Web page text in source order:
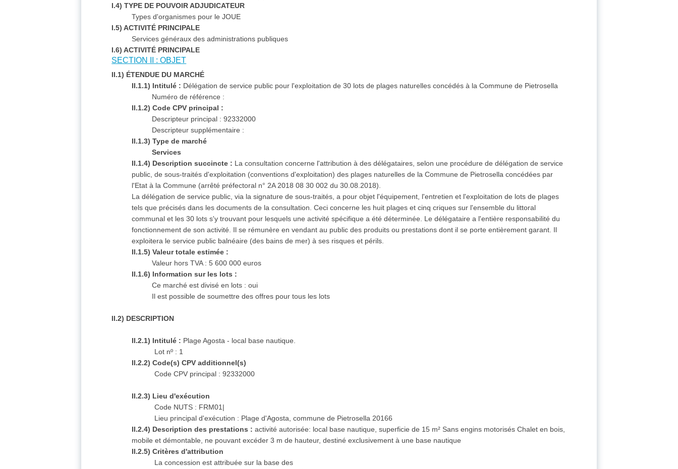
I.4) TYPE DE POUVOIR ADJUDICATEUR
Types d'organismes pour le JOUE
I.5) ACTIVITÉ PRINCIPALE
Services généraux des administrations publiques
I.6) ACTIVITÉ PRINCIPALE
SECTION II : OBJET
II.1) ÉTENDUE DU MARCHÉ
II.1.1) Intitulé : Délégation de service public pour l'exploitation de 30 lots de plages naturelles concédés à la Commune de Pietrosella
Numéro de référence :
II.1.2) Code CPV principal :
Descripteur principal : 92332000
Descripteur supplémentaire :
II.1.3) Type de marché
Services
II.1.4) Description succincte : La consultation concerne l'attribution à des délégataires, selon une procédure de délégation de service
public, de sous-traités d'exploitation (conventions d'exploitation) des plages naturelles de la Commune de Pietrosella concédées par
l'Etat à la Commune (arrêté préfectoral n° 2A 2018 08 30 002 du 30.08.2018).
La délégation de service public, via la signature de sous-traités, a pour objet l'équipement, l'entretien et l'exploitation de lots de plages
tels que précisés dans les documents de la consultation. Ceci concerne les huit plages et cinq criques sur l'ensemble du littoral
communal et les 30 lots s'y trouvant pour lesquels une activité spécifique a été déterminée. Le délégataire a l'entière responsabilité du
fonctionnement de son activité. Il se rémunère en vendant au public des produits ou prestations dont il se porte entièrement garant. Il
exploitera le service public balnéaire (des bains de mer) à ses risques et périls.
II.1.5) Valeur totale estimée :
Valeur hors TVA : 5 600 000 euros
II.1.6) Information sur les lots :
Ce marché est divisé en lots : oui
Il est possible de soumettre des offres pour tous les lots
II.2) DESCRIPTION
II.2.1) Intitulé : Plage Agosta - local base nautique.
Lot nº : 1
II.2.2) Code(s) CPV additionnel(s)
Code CPV principal : 92332000
II.2.3) Lieu d'exécution
Code NUTS : FRM01|
Lieu principal d'exécution : Plage d'Agosta, commune de Pietrosella 20166
II.2.4) Description des prestations :activité autorisée: local base nautique, superficie de 15 m² Sans engins motorisés Chalet en bois,
mobile et démontable, ne pouvant excéder 3 m de hauteur, destiné exclusivement à une base nautique
II.2.5) Critères d'attribution
La concession est attribuée sur la base des